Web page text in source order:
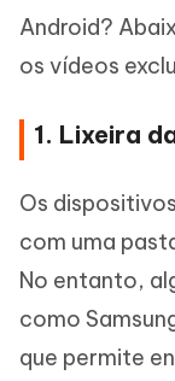
Android?
os vídeos
1. Lixeira
Os
com uma
No entanto,
como
que permite